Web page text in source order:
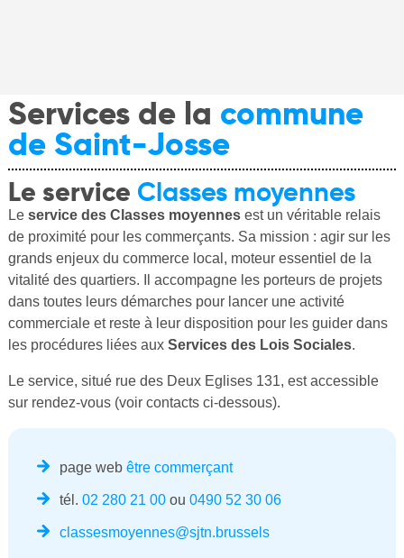
Services de la commune
de Saint-Josse
Le service Classes moyennes
Le service des Classes moyennesest un véritable relais
de proximité pour les commerçants. Sa mission : agir sur les
grands enjeux du commerce local, moteur essentiel de la
vitalité des quartiers. Il accompagne les porteurs de projets
dans toutes leurs démarches pour lancer une activité
commerciale et reste à leur disposition pour les guider dans
les procédures liées aux Services des Lois Sociales.
Le service, situé rue des Deux Eglises 131, est accessible
sur rendez-vous (voir contacts ci-dessous).
page web être commerçant
tél. 02 280 21 00ou 0490 52 30 06
classesmoyennes@sjtn.brussels